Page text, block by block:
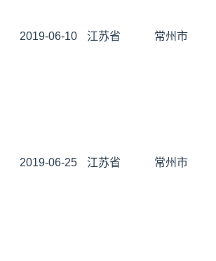
2019-06-10 江苏省 常州市
2019-06-25 江苏省 常州市